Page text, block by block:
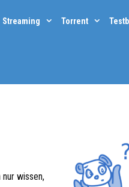
Streaming Torrent
wissen,